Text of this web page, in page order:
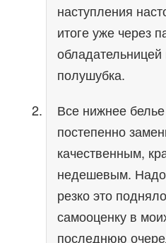
наступления
итоге уже через
полушубка.
Все нижнее
постепенно
качественным,
недешевым. Надо
резко это
самооценку в
последнюю